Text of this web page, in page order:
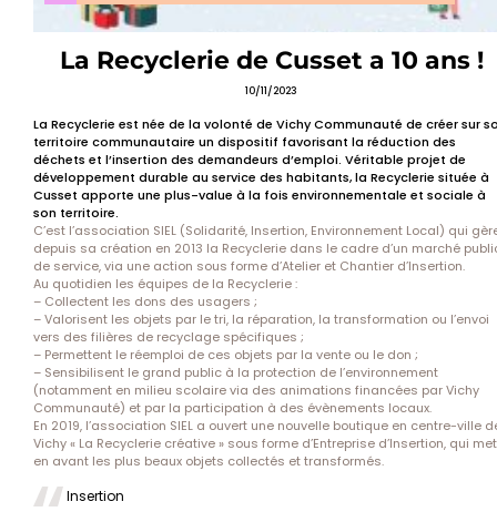
La Recyclerie de Cusset a 10 ans !
10/11/2023
La Recyclerie est née de la volonté de Vichy Communauté de créer sur
territoire communautaire un dispositif favorisant la réduction des
déchets et l’insertion des demandeurs d’emploi. Véritable projet de
développement durable au service des habitants, la Recyclerie située à
Cusset apporte une plus-value à la fois environnementale et sociale à
son territoire.
C’est l’association SIEL (Solidarité, Insertion, Environnement Local) qui
depuis sa création en 2013 la Recyclerie dans le cadre d’un marché
de service, via une action sous forme d’Atelier et Chantier d’Insertion.
Au quotidien les équipes de la Recyclerie :
– Collectent les dons des usagers ;
– Valorisent les objets par le tri, la réparation, la transformation ou l’envoi
vers des filières de recyclage spécifiques ;
– Permettent le réemploi de ces objets par la vente ou le don ;
– Sensibilisent le grand public à la protection de l’environnement
(notamment en milieu scolaire via des animations financées par Vichy
Communauté) et par la participation à des évènements locaux.
En 2019, l’association SIEL a ouvert une nouvelle boutique en centre-ville
Vichy « La Recyclerie créative » sous forme d’Entreprise d’Insertion, qui met
en avant les plus beaux objets collectés et transformés.
Insertion